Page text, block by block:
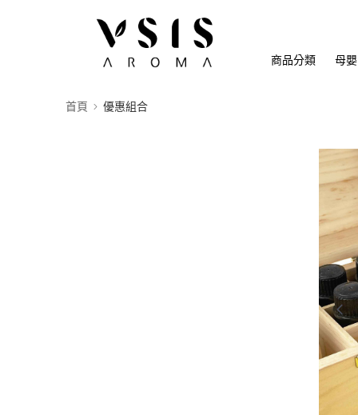
商品分類 母
首頁 優惠組合